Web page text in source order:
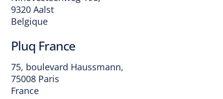
9320 Aalst
Belgique
Pluq France
75, boulevard Haussmann,
75008 Paris
France